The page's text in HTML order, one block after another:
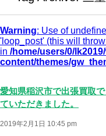
Warning: Use of
'loop_post' (this will
in /home/users/0/
content/themes/
愛知県稲沢市で出張買取
ていただきました。
2019年2月1日 10:45 pm